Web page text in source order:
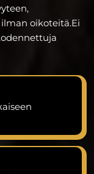
oikoteitä.Ei